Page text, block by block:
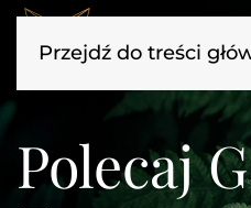
Przejdź do treści
Polecaj